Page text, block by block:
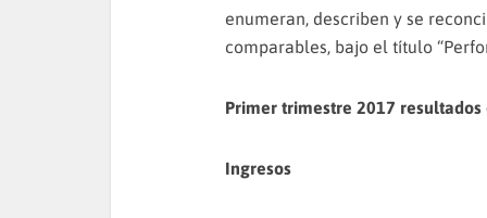
enumeran, describen y se
comparables, bajo el título
Primer trimestre 2017 resultados
Ingresos